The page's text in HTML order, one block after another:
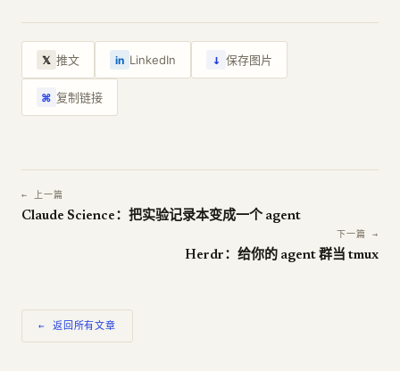
𝕏 推文 in LinkedIn ↓ 保存图片
⌘ 复制链接
← 上一篇
Claude Science：把实验记录本变成一个 agent
下一篇 →
Herdr：给你的 agent 群当 tmux
← 返回所有文章